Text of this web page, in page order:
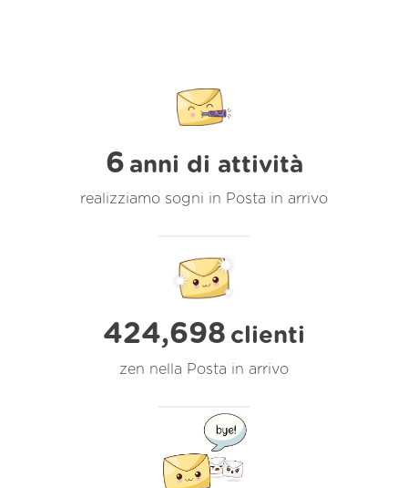
6 anni di attività
realizziamo sogni in Posta in arrivo
424,698 clienti
zen nella Posta in arrivo